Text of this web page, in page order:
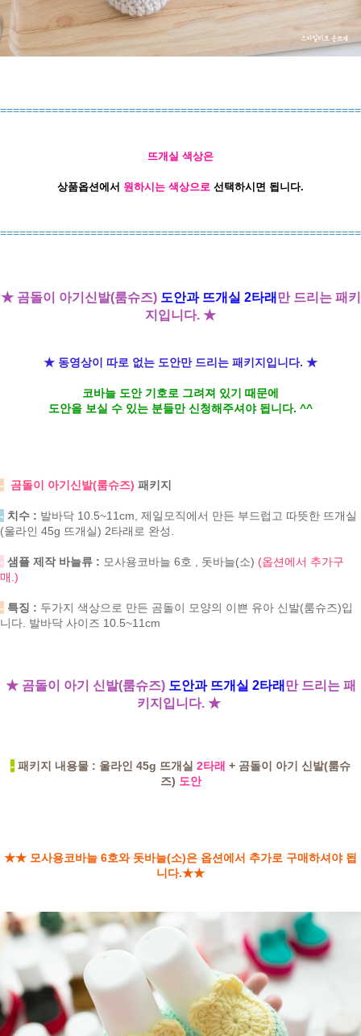
뜨개실 색상은
상품옵션에서 원하시는 색상으로 선택하시면 됩니다.
★ 곰돌이 아기신발(룸슈즈) 도안과 뜨개실 2타래 만 드리는 패키
지입니다. ★
★ 동영상이 따로 없는 도안만 드리는 패키지입니다. ★
코바늘 도안 기호로 그려져 있기 때문에
도안을 보실 수 있는 분들만 신청해주셔야 됩니다. ^^
- 곰돌이 아기신발(룸슈즈) 패키지
- 치수 : 발바닥 10.5~11cm, 제일모직에서 만든 부드럽고 따뜻한 뜨개실
(울라인 45g 뜨개실) 2타래로 완성.
- 샘플 제작 바늘류 : 모사용코바늘 6호 , 돗바늘(소) (옵션에서 추가구
매.)
- 특징 : 두가지 색상으로 만든 곰돌이 모양의 이쁜 유아 신발(룸슈즈)입
니다. 발바닥 사이즈 10.5~11cm
★ 곰돌이 아기 신발(룸슈즈) 도안과 뜨개실 2타래 만 드리는 패
키지입니다. ★
- 패키지 내용물 : 울라인 45g 뜨개실 2타래 + 곰돌이 아기 신발(룸슈
즈) 도안
★★ 모사용코바늘 6호와 돗바늘(소)은 옵션에서 추가로 구매하셔야 됩
니다.★★